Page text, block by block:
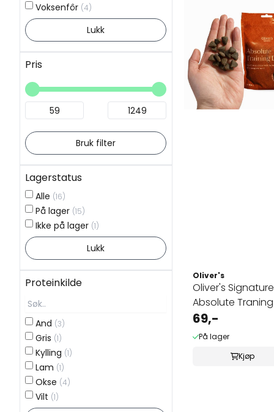
Voksenfôr (4)
Lukk
Pris
Bruk filter
Lagerstatus
Alle (16)
På lager (15)
Ikke på lager (1)
Lukk
Proteinkilde
And (3)
Gris (1)
Kylling (1)
Lam (1)
Okse (4)
Vilt (1)
Oliver's
Oliver's
Absolute Traning
Duck ...
69,-
På lager
Kjøp